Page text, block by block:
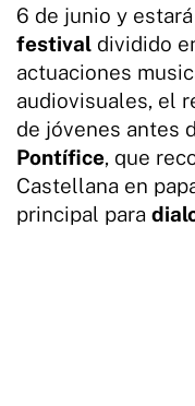
6 de junio y
festival dividido
actuaciones
audiovisuales, el
de jóvenes antes
Pontífice, que
Castellana en
principal para